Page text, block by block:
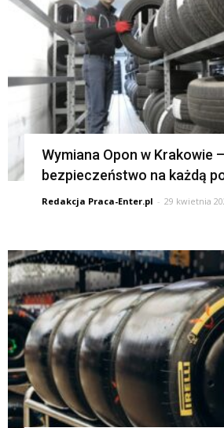
Wymiana Opon w Krakowie
bezpieczeństwo na każdą
Redakcja Praca-Enter.pl - 29 kwietnia